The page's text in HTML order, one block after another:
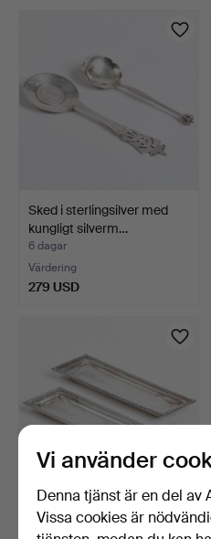
Sked i sterlingsilver med
kungligt silverm…
6 dagar
Värdering
279 USD
ETT PAR rektangulära fat i
silver. Stämpla…
Vi använder
Denna tjänst är en del
Vissa cookies är